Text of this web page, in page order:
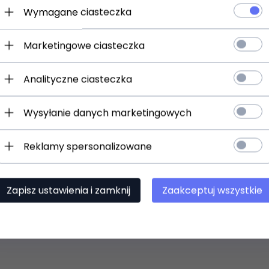
produkt wybrali
Wymagane ciasteczka
Marketingowe ciasteczka
Analityczne ciasteczka
Wysyłanie danych marketingowych
Reklamy spersonalizowane
Zapisz ustawienia i zamknij Zaakceptuj wszystkie